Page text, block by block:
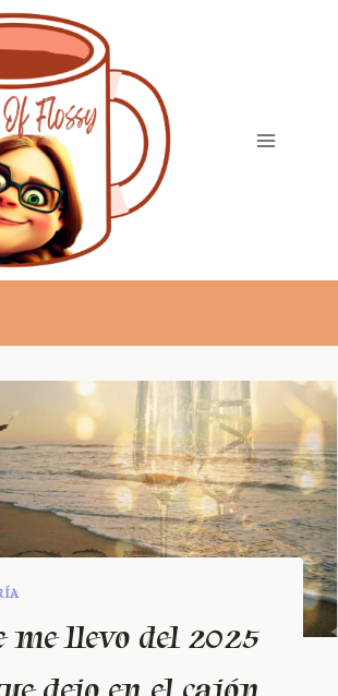
me llevo del 2025